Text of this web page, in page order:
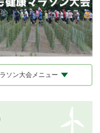
ソン大会メニュー